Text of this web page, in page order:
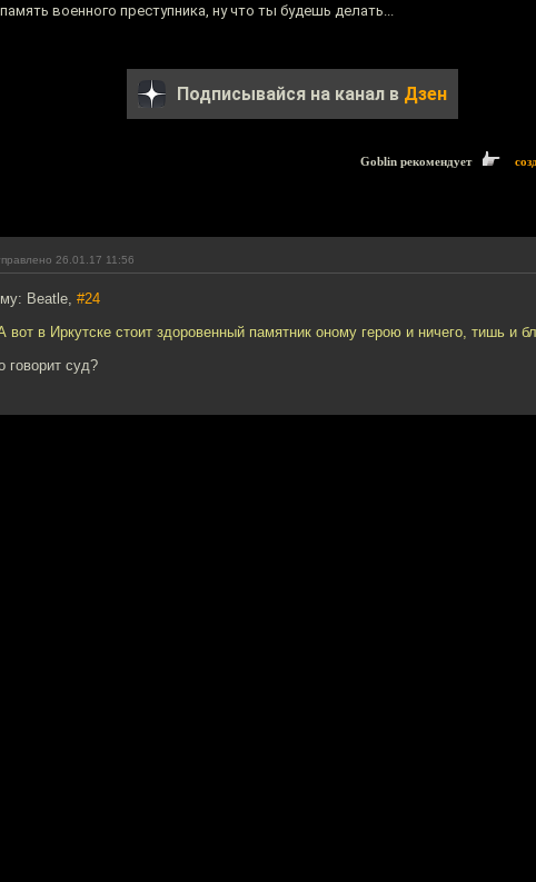
военного преступника, ну что ты будешь делать...
Подписывайся на канал в Дзен
Goblin рекомендует
26.01.17 11:56
Beatle, #24
вот в Иркутске стоит здоровенный памятник оному герою и ничего, тишь и
говорит суд?